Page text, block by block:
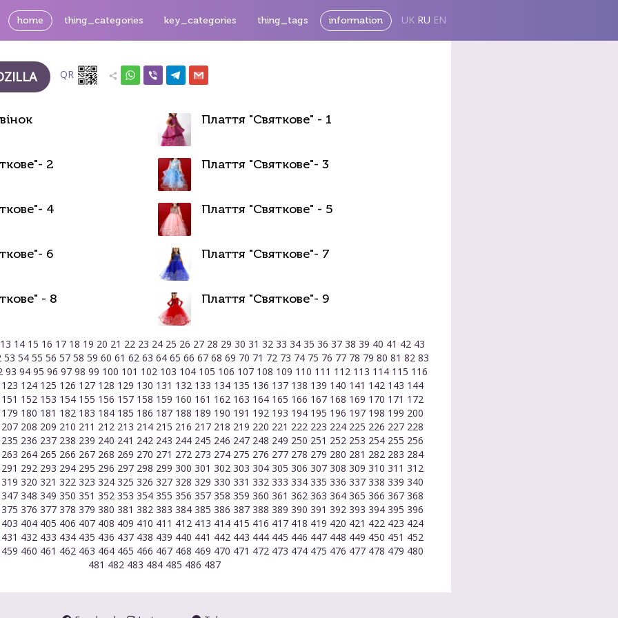
home thing_categories key_categories thing_tags information UK RU EN
QR
Плаття "Святкове" - 1
2 Плаття "Святкове"- 3
4 Плаття "Святкове" - 5
6 Плаття "Святкове"- 7
- 8 Плаття "Святкове"- 9
13 14 15 16 17 18 19 20 21 22 23 24 25 26 27 28 29 30 31 32 33 34 35 36 37 38 39 40 41 42 43
53 54 55 56 57 58 59 60 61 62 63 64 65 66 67 68 69 70 71 72 73 74 75 76 77 78 79 80 81 82 83
93 94 95 96 97 98 99 100 101 102 103 104 105 106 107 108 109 110 111 112 113 114 115 116
123 124 125 126 127 128 129 130 131 132 133 134 135 136 137 138 139 140 141 142 143 144
151 152 153 154 155 156 157 158 159 160 161 162 163 164 165 166 167 168 169 170 171 172
179 180 181 182 183 184 185 186 187 188 189 190 191 192 193 194 195 196 197 198 199 200
207 208 209 210 211 212 213 214 215 216 217 218 219 220 221 222 223 224 225 226 227 228
235 236 237 238 239 240 241 242 243 244 245 246 247 248 249 250 251 252 253 254 255 256
263 264 265 266 267 268 269 270 271 272 273 274 275 276 277 278 279 280 281 282 283 284
291 292 293 294 295 296 297 298 299 300 301 302 303 304 305 306 307 308 309 310 311 312
319 320 321 322 323 324 325 326 327 328 329 330 331 332 333 334 335 336 337 338 339 340
347 348 349 350 351 352 353 354 355 356 357 358 359 360 361 362 363 364 365 366 367 368
375 376 377 378 379 380 381 382 383 384 385 386 387 388 389 390 391 392 393 394 395 396
403 404 405 406 407 408 409 410 411 412 413 414 415 416 417 418 419 420 421 422 423 424
431 432 433 434 435 436 437 438 439 440 441 442 443 444 445 446 447 448 449 450 451 452
459 460 461 462 463 464 465 466 467 468 469 470 471 472 473 474 475 476 477 478 479 480
481 482 483 484 485 486 487